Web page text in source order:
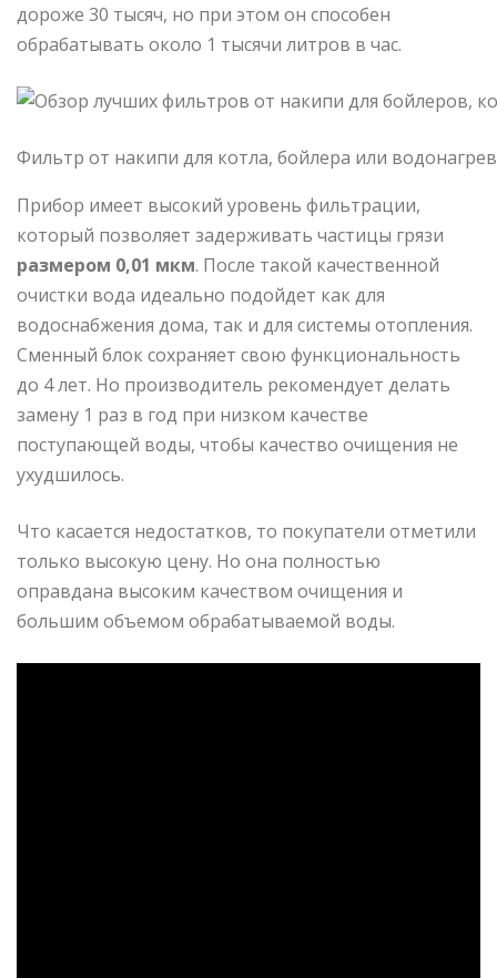
дороже 30 тысяч, но при этом он способен
обрабатывать около 1 тысячи литров в час.
Фильтр от накипи для котла, бойлера или
Прибор имеет высокий уровень фильтрации,
который позволяет задерживать частицы грязи
размером 0,01 мкм. После такой качественной
очистки вода идеально подойдет как для
водоснабжения дома, так и для системы отопления.
Сменный блок сохраняет свою функциональность
до 4 лет. Но производитель рекомендует делать
замену 1 раз в год при низком качестве
поступающей воды, чтобы качество очищения не
ухудшилось.
Что касается недостатков, то покупатели отметили
только высокую цену. Но она полностью
оправдана высоким качеством очищения и
большим объемом обрабатываемой воды.